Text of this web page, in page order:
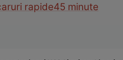
rapide45 minute